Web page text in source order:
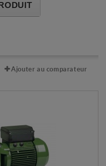
Ajouter au comparateur